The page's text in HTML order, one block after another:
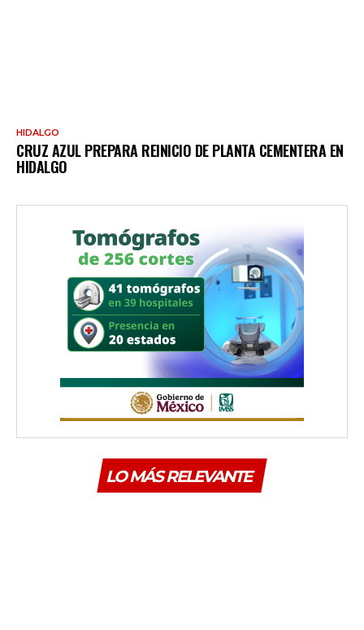
HIDALGO
CRUZ AZUL PREPARA REINICIO DE PLANTA CEMENTERA EN
HIDALGO
LO MÁS RELEVANTE